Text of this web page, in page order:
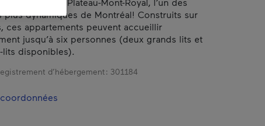
plus dynamiques de Montréal! Construits sur
ces appartements peuvent accueillir
jusqu’à six personnes (deux grands lits et
lits disponibles).
d’hébergement : 301184